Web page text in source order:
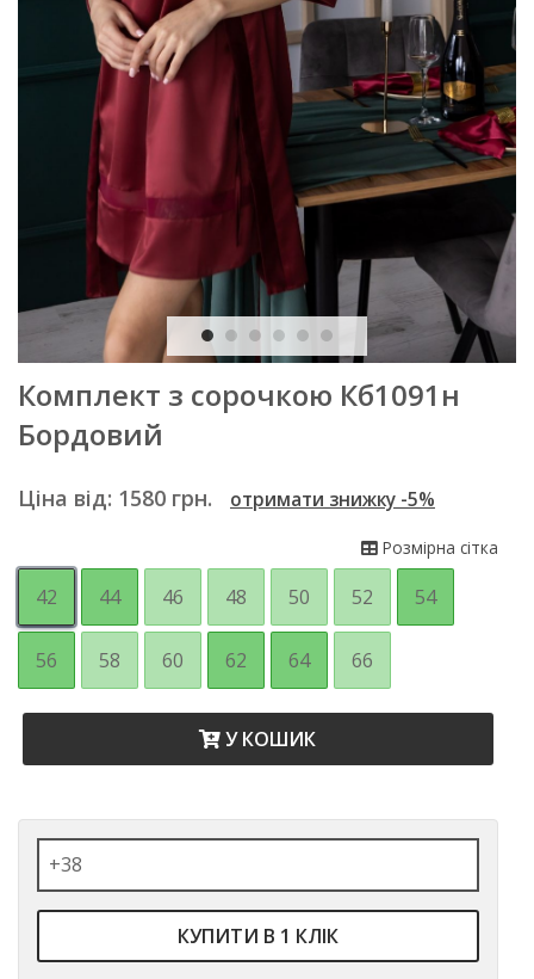
Комплект з сорочкою Кб1091н
Бордовий
Ціна від: 1580 грн. отримати знижку -5%
Розмірна сітка
42 44 46 48 50 52 54
56 58 60 62 64 66
У КОШИК
КУПИТИ В 1 КЛІК